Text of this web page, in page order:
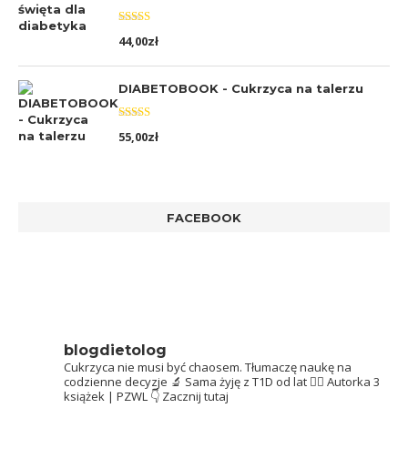
Oceniono
5.00na 5
44,00zł
DIABETOBOOK - Cukrzyca na talerzu
Oceniono
5.00na 5
55,00zł
FACEBOOK
blogdietolog
Cukrzyca nie musi być chaosem. Tłumaczę naukę na
codzienne decyzje 🔬 Sama żyję z T1D od lat 👩‍⚕️ Autorka 3
książek | PZWL 👇 Zacznij tutaj